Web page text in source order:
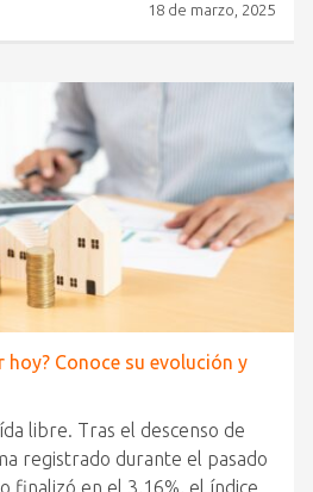
18 de marzo, 2025
hoy? Conoce su evolución y
libre. Tras el descenso de
registrado durante el pasado